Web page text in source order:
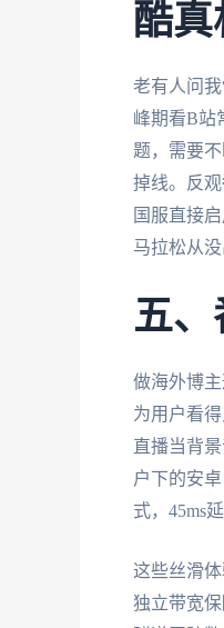
酷真
老有人问
峰期看B站
题，需要
掉线。反观
国服直接
马拉松从没
五、
做海外博
为用户看
直播当背
户下的安
式，45ms
这些丝滑
独立带宽